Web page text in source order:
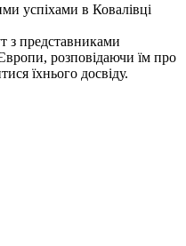
успіхами в Ковалівці
з представниками
розповідаючи їм про
їхнього досвіду.